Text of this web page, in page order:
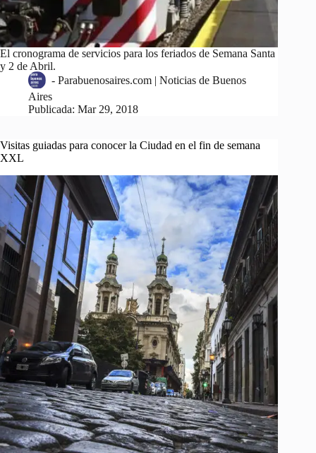
El cronograma de servicios para los feriados de Semana Santa
y 2 de Abril.
- Parabuenosaires.com | Noticias de Buenos
Aires
Publicada: Mar 29, 2018
Visitas guiadas para conocer la Ciudad en el fin de semana
XXL